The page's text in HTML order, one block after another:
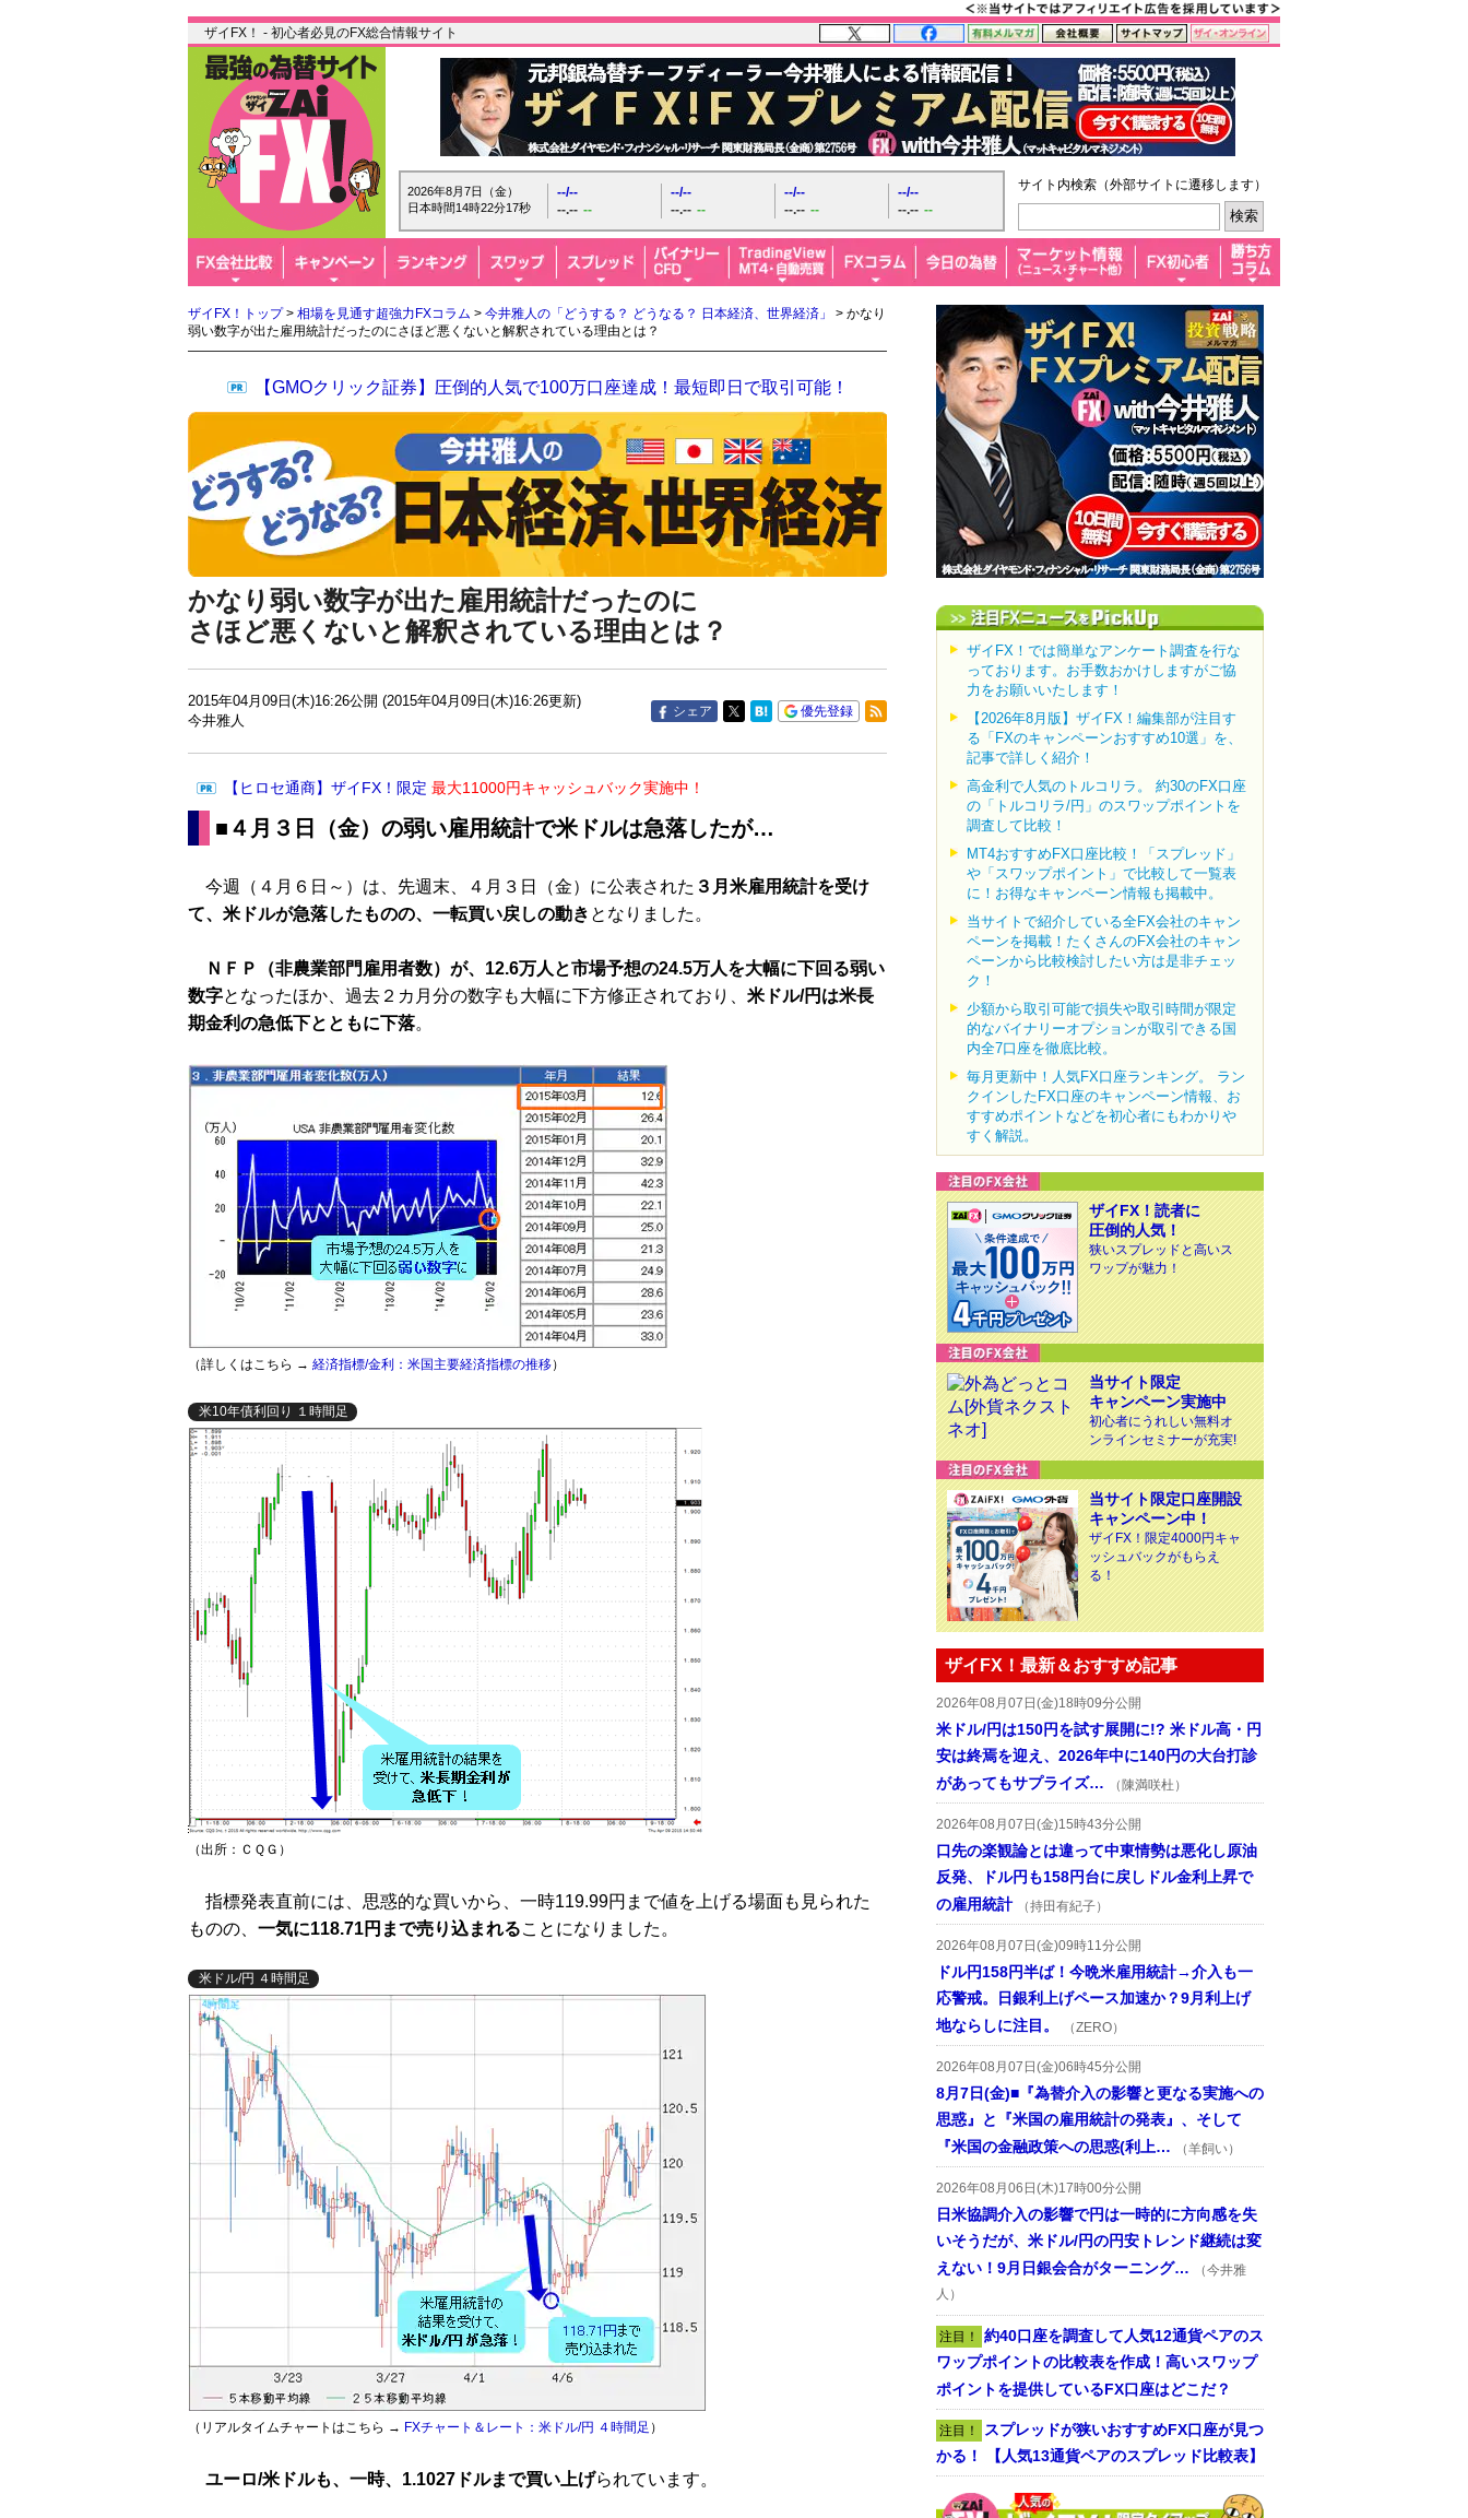
ザイFX！ - 初心者必見のFX総合情報サイト
2026年8月7日（金）
日本時間14時22分18秒
--/--
--.-- --
--/--
--.-- --
--/--
--.-- --
--/--
--.-- --
サイト内検索（外部サイトに遷移します）
ザイFX！トップ> 相場を見通す超強力FXコラム > 今井雅人の「どうする？ どうなる？ 日本経済、世界経済」
> かなり
弱い数字が出た雇用統計だったのにさほど悪くないと解釈されている理由とは？
【GMOクリック証券】圧倒的人気で100万口座達成！最短即日で取引可能！
かなり弱い数字が出た雇用統計だったのに
さほど悪くないと解釈されている理由とは？
2015年04月09日(木)16:26公開 (2015年04月09日(木)16:26更新)
今井雅人
シェア 優先登録
【ヒロセ通商】ザイFX！限定 最大11000円キャッシュバック実施中！
■４月３日（金）の弱い雇用統計で米ドルは急落したが…
今週（４月６日～）は、先週末、４月３日（金）に公表された ３月米雇用統計を受け
て、米ドルが急落したものの、一転買い戻しの動き となりました。
ＮＦＰ（非農業部門雇用者数）が、12.6万人と市場予想の24.5万人を大幅に下回る弱い
数字となったほか、過去２カ月分の数字も大幅に下方修正されており、 米ドル/円は米長
期金利の急低下とともに下落。
（詳しくはこちら → 経済指標/金利：米国主要経済指標の推移）
米10年債利回り １時間足
（出所：ＣＱＧ）
指標発表直前には、思惑的な買いから、一時119.99円まで値を上げる場面も見られた
ものの、 一気に118.71円まで売り込まれることになりました。
米ドル/円 ４時間足
（リアルタイムチャートはこちら → FXチャート＆レート：米ドル/円 ４時間足 ）
ユーロ/米ドルも、一時、1.1027ドルまで買い上げられています。
ザイFX！では簡単なアンケート調査を行な
っております。お手数おかけしますがご協
力をお願いいたします！
【2026年8月版】ザイFX！編集部が注目す
る「FXのキャンペーンおすすめ10選」を、
記事で詳しく紹介！
高金利で人気のトルコリラ。 約30のFX口座
の「トルコリラ/円」のスワップポイントを
調査して比較！
MT4おすすめFX口座比較！「スプレッド」
や「スワップポイント」で比較して一覧表
に！お得なキャンペーン情報も掲載中。
当サイトで紹介している全FX会社のキャン
ペーンを掲載！たくさんのFX会社のキャン
ペーンから比較検討したい方は是非チェッ
ク！
少額から取引可能で損失や取引時間が限定
的なバイナリーオプションが取引できる国
内全7口座を徹底比較。
毎月更新中！人気FX口座ランキング。 ラン
クインしたFX口座のキャンペーン情報、お
すすめポイントなどを初心者にもわかりや
すく解説。
ザイFX！読者に
圧倒的人気！
狭いスプレッドと高いス
ワップが魅力！
当サイト限定
キャンペーン実施中
初心者にうれしい無料オ
ンラインセミナーが充実!
当サイト限定口座開設
キャンペーン中！
ザイFX！限定4000円キャ
ッシュバックがもらえ
る！
ザイFX！最新＆おすすめ記事
2026年08月07日(金)18時09分公開
米ドル/円は150円を試す展開に!? 米ドル高・円
安は終焉を迎え、2026年中に140円の大台打診
があってもサプライズ…
（陳満咲杜）
2026年08月07日(金)15時43分公開
口先の楽観論とは違って中東情勢は悪化し原油
反発、ドル円も158円台に戻しドル金利上昇で
の雇用統計
（持田有紀子）
2026年08月07日(金)09時11分公開
ドル円158円半ば！今晩米雇用統計→介入も一
応警戒。日銀利上げペース加速か？9月利上げ
地ならしに注目。
（ZERO）
2026年08月07日(金)06時45分公開
8月7日(金)■『為替介入の影響と更なる実施への
思惑』と『米国の雇用統計の発表』、そして
『米国の金融政策への思惑(利上…
（羊飼い）
2026年08月06日(木)17時00分公開
日米協調介入の影響で円は一時的に方向感を失
いそうだが、米ドル/円の円安トレンド継続は変
えない！9月日銀会合がターニング…
（今井雅
人）
注目！ 約40口座を調査して人気12通貨ペアのス
ワップポイントの比較表を作成！高いスワップ
ポイントを提供しているFX口座はどこだ？
注目！ スプレッドが狭いおすすめFX口座が見つ
かる！ 【人気13通貨ペアのスプレッド比較表】